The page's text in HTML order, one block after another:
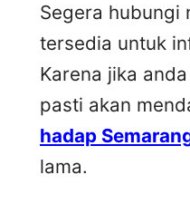
Segera hubungi
tersedia untuk
Karena jika
pasti akan
hadap
lama.